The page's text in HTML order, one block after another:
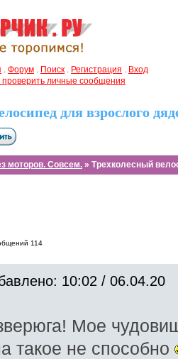
. Форум . Поиск . Регистрация . Вход
проверить личные сообщения
для взрослого
моторов. Совсем. » Трехколесный
114
10:02 / 06.04.20
Мое
такое не способно